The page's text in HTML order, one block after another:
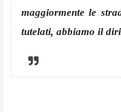
maggiormente le
tutelati, abbiamo il